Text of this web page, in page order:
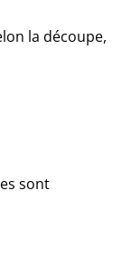
la découpe,
sont